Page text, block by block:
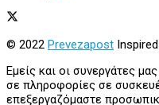
© 2022 Prevezapost
Εμείς και οι συνεργάτες
σε πληροφορίες σε
επεξεργαζόμαστε